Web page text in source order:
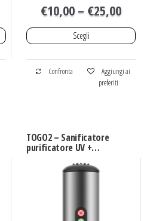
€10,00 – €25,00
Scegli
Confronta
Aggiungi ai
preferiti
TOGO2 – Sanificatore
purificatore UV +
Ozono per auto